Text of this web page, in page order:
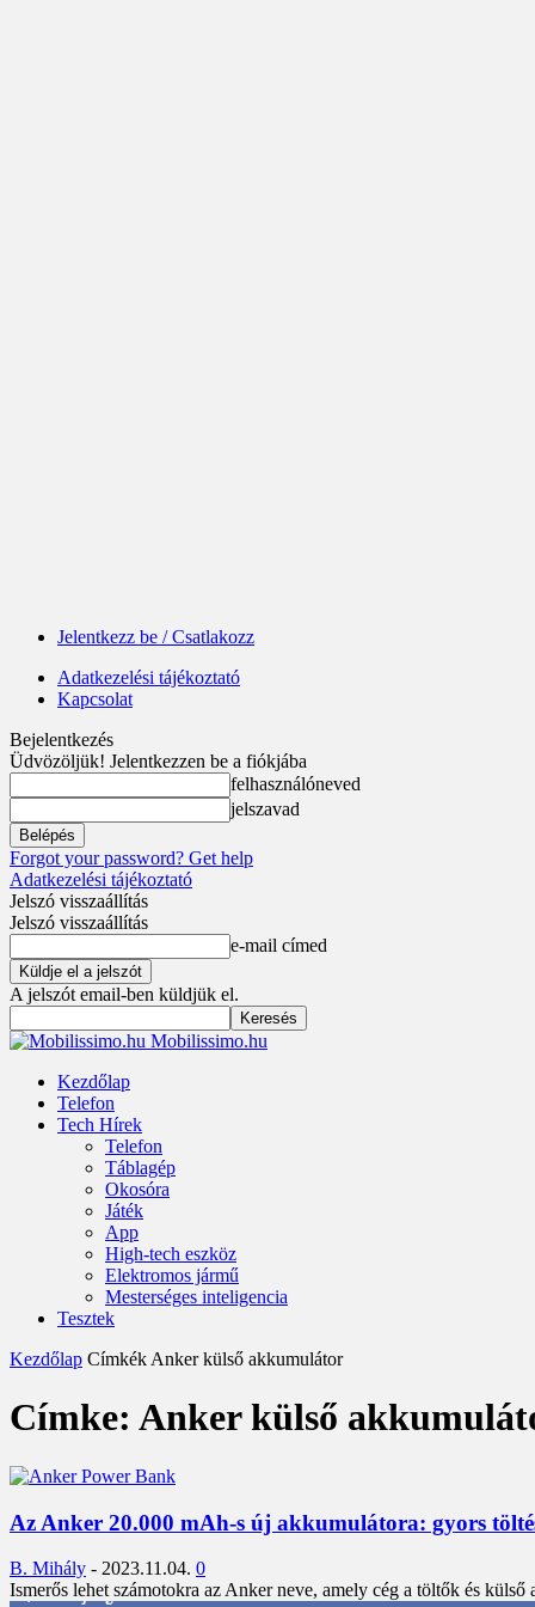
Jelentkezz be / Csatlakozz
Adatkezelési tájékoztató
Kapcsolat
Bejelentkezés
Üdvözöljük! Jelentkezzen be a fiókjába
felhasználóneved
jelszavad
Forgot your password? Get help
Adatkezelési tájékoztató
Jelszó visszaállítás
Jelszó visszaállítás
e-mail címed
A jelszót email-ben küldjük el.
Mobilissimo.hu
Kezdőlap
Telefon
Tech Hírek
Telefon
Táblagép
Okosóra
Játék
App
High-tech eszköz
Elektromos jármű
Mesterséges inteligencia
Tesztek
Kezdőlap Címkék Anker külső akkumulátor
Címke: Anker külső
Az Anker 20.000 mAh-s új akkumulátora: gyors
B. Mihály - 2023.11.04. 0
Ismerős lehet számotokra az Anker neve, amely cég a töltők és
3,452 Rajongók